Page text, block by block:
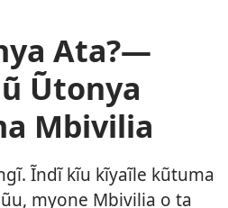
Ata?—
Ũtonya
Mbivilia
Ĩndĩ kĩu kĩyaĩle kũtuma
myone Mbivilia o ta